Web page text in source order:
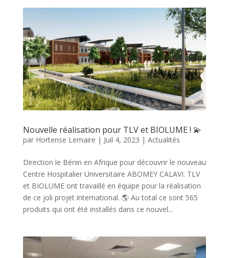
Nouvelle réalisation pour TLV et BIOLUME ! 💫
par Hortense Lemaire | Juil 4, 2023 | Actualités
Direction le Bénin en Afrique pour découvrir le nouveau
Centre Hospitalier Universitaire ABOMEY CALAVI. TLV
et BIOLUME ont travaillé en équipe pour la réalisation
de ce joli projet international. 🌎 Au total ce sont 565
produits qui ont été installés dans ce nouvel...